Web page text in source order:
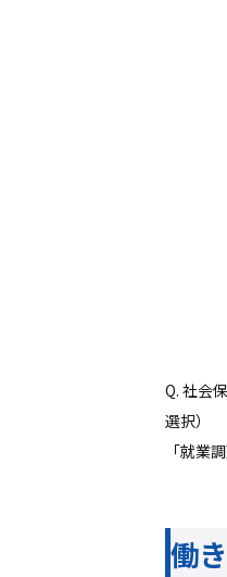
Q. 社会
選択）
「就業
働